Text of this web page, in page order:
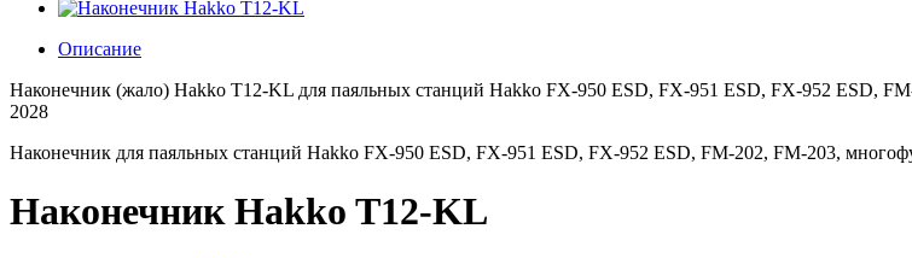
Описание
Наконечник (жало) Hakko T12-KL для паяльных станций Hakko FX-950 ESD, FX-951 ESD, FX-952 ESD,
2028
Наконечник для паяльных станций Hakko FX-950 ESD, FX-951 ESD, FX-952 ESD, FM-202, FM-203,
Наконечник Hakko T12-KL